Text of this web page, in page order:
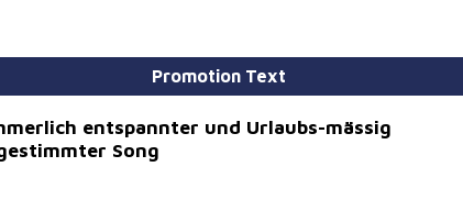
Promotion Text
entspannter und Urlaubs-mässig
Song